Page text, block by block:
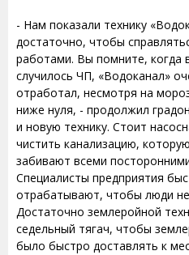
- Нам показали технику
достаточно, чтобы
работами. Вы помните, когда
случилось ЧП, «Водоканал»
отработал, несмотря на
ниже нуля, - продолжил
и новую технику. Стоит
чистить канализацию,
забивают всеми
Специалисты предприятия
отрабатывают, чтобы люди
Достаточно землеройной
седельный тягач, чтобы
было быстро доставлять к